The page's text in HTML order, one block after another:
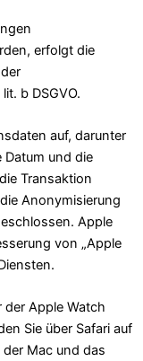
erfolgt die
b DSGVO.
auf, darunter
Datum und die
Transaktion
Anonymisierung
Apple
von „Apple
der Apple Watch
Sie über Safari auf
Mac und das